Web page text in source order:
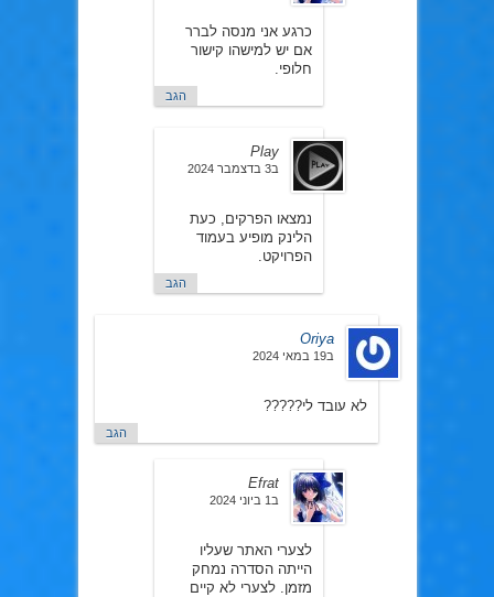
כרגע אני מנסה לברר
אם יש למישהו קישור
חלופי.
הגב
Play
ב3 בדצמבר 2024
נמצאו הפרקים, כעת
הלינק מופיע בעמוד
הפרויקט.
הגב
Oriya
ב19 במאי 2024
לא עובד לי?????
הגב
Efrat
ב1 ביוני 2024
לצערי האתר שעליו
הייתה הסדרה נמחק
מזמן. לצערי לא קיים